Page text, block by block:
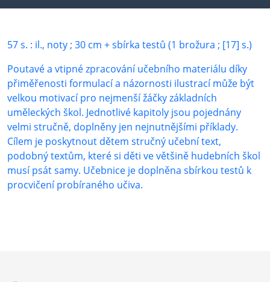
57 s. : il., noty ; 30 cm + sbírka testů (1 brožura ; [17] s.)
Poutavé a vtipné zpracování učebního materiálu díky
přiměřenosti formulací a názornosti ilustrací může být
velkou motivací pro nejmenší žáčky základních
uměleckých škol. Jednotlivé kapitoly jsou pojednány
velmi stručně, doplněny jen nejnutnějšími příklady.
Cílem je poskytnout dětem stručný učební text,
podobný textům, které si děti ve většině hudebních škol
musí psát samy. Učebnice je doplněna sbírkou testů k
procvičení probíraného učiva.